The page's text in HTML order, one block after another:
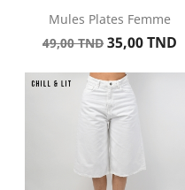
Mules Plates Femme
Prix
base
49,00 TND Prix
35,00 TND